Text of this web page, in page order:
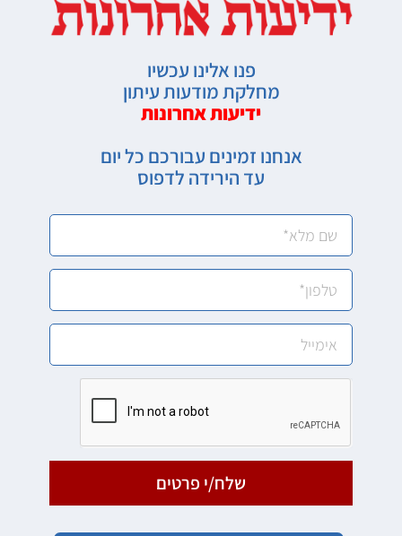
פנו אלינו עכשיו
מחלקת מודעות עיתון
ידיעות אחרונות
אנחנו זמינים עבורכם כל יום
עד הירידה לדפוס
שלח/י פרטים